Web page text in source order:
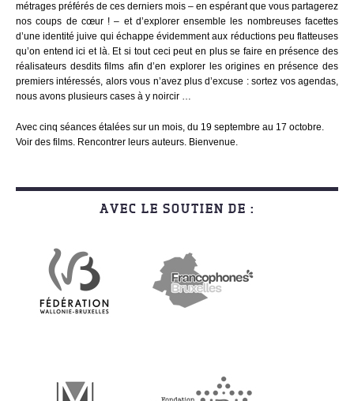
métrages préférés de ces derniers mois – en espérant que vous partagerez
nos coups de cœur ! – et d’explorer ensemble les nombreuses facettes
d’une identité juive qui échappe évidemment aux réductions peu flatteuses
qu’on entend ici et là. Et si tout ceci peut en plus se faire en présence des
réalisateurs desdits films afin d’en explorer les origines en présence des
premiers intéressés, alors vous n’avez plus d’excuse : sortez vos agendas,
nous avons plusieurs cases à y noircir …
Avec cinq séances étalées sur un mois, du 19 septembre au 17 octobre.
Voir des films. Rencontrer leurs auteurs. Bienvenue.
AVEC LE SOUTIEN DE :